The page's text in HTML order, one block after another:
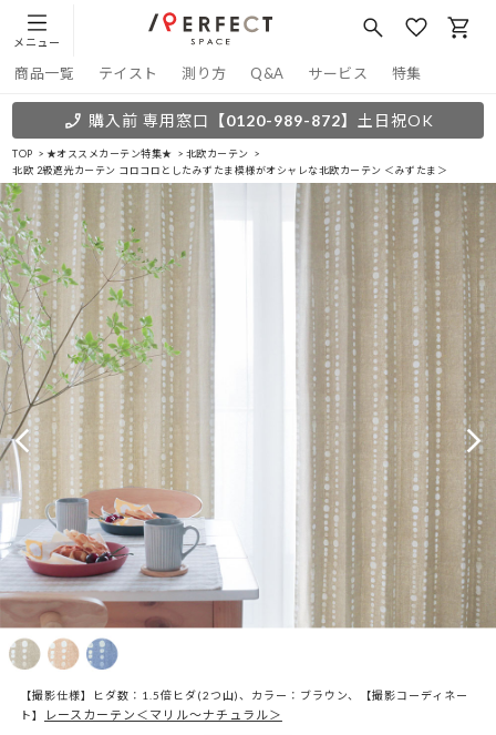
メニュー
商品一覧 テイスト 測り方 Q&A サービス 特集
購入前 専用窓口 【0120-989-872】 土日祝OK
TOP ★オススメカーテン特集★
北欧カーテン
北欧 2級遮光カーテン コロコロとしたみずたま模様がオシャレな北欧カーテン ＜みずたま＞
【撮影仕様】ヒダ数：1.5倍ヒダ(2つ山)、カラー：ブラウン、【撮影コーディネー
ト】
レースカーテン＜マリル～ナチュラル＞